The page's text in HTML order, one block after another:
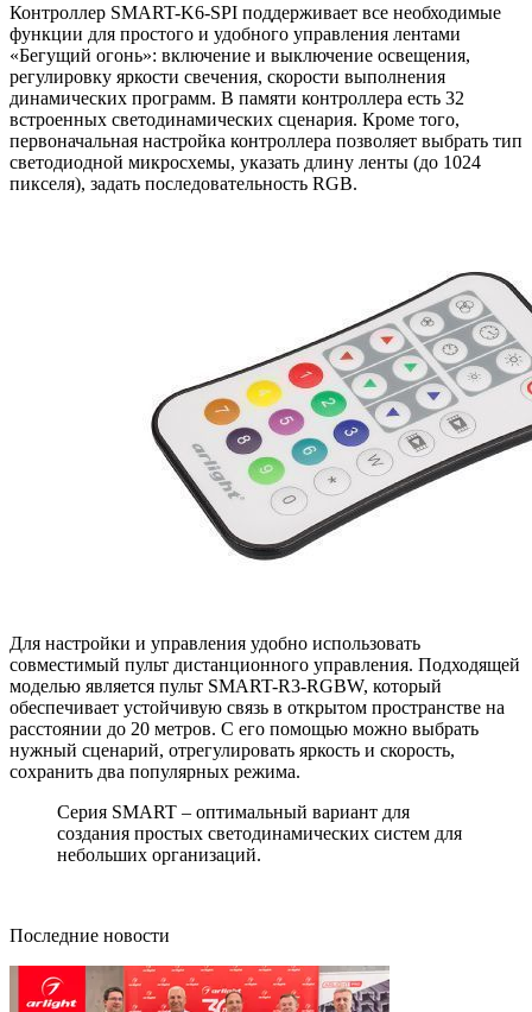
Контроллер SMART-K6-SPI поддерживает все необходимые
функции для простого и удобного управления лентами
«Бегущий огонь»: включение и выключение освещения,
регулировку яркости свечения, скорости выполнения
динамических программ. В памяти контроллера есть 32
встроенных светодинамических сценария. Кроме того,
первоначальная настройка контроллера позволяет выбрать тип
светодиодной микросхемы, указать длину ленты (до 1024
пикселя), задать последовательность RGB.
Для настройки и управления удобно использовать
совместимый пульт дистанционного управления. Подходящей
моделью является пульт SMART-R3-RGBW, который
обеспечивает устойчивую связь в открытом пространстве на
расстоянии до 20 метров. С его помощью можно выбрать
нужный сценарий, отрегулировать яркость и скорость,
сохранить два популярных режима.
Серия SMART – оптимальный вариант для
создания простых светодинамических систем для
небольших организаций.
Последние новости